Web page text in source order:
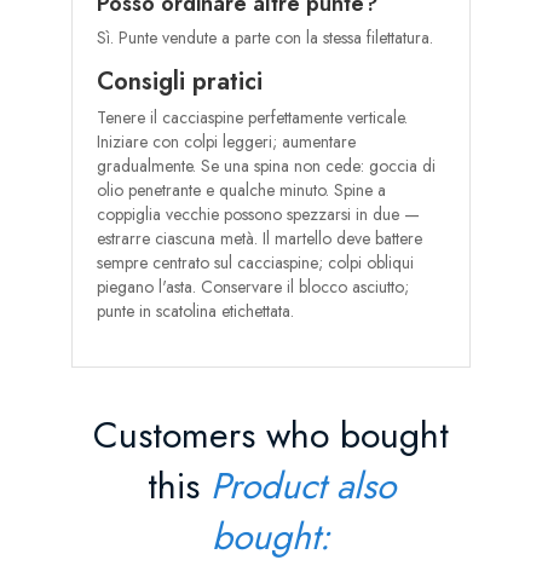
Sì. Punte vendute a parte con la stessa filettatura.
Consigli pratici
Tenere il cacciaspine perfettamente verticale.
Iniziare con colpi leggeri; aumentare
gradualmente. Se una spina non cede: goccia di
olio penetrante e qualche minuto. Spine a
coppiglia vecchie possono spezzarsi in due —
estrarre ciascuna metà. Il martello deve battere
sempre centrato sul cacciaspine; colpi obliqui
piegano l'asta. Conservare il blocco asciutto;
punte in scatolina etichettata.
Customers who bought
this Product also
bought: